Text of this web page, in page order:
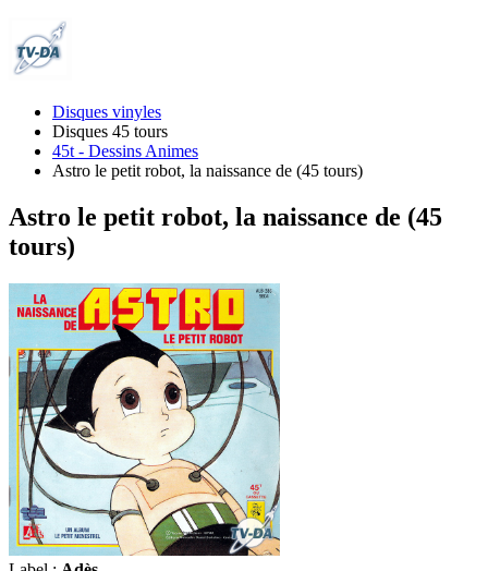
Disques vinyles
Disques 45 tours
45t - Dessins Animes
Astro le petit robot, la naissance de (45 tours)
Astro le petit robot, la naissance de (45
tours)